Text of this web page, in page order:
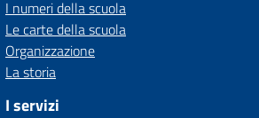
I numeri della scuola
Le carte della scuola
Organizzazione
La storia
I servizi